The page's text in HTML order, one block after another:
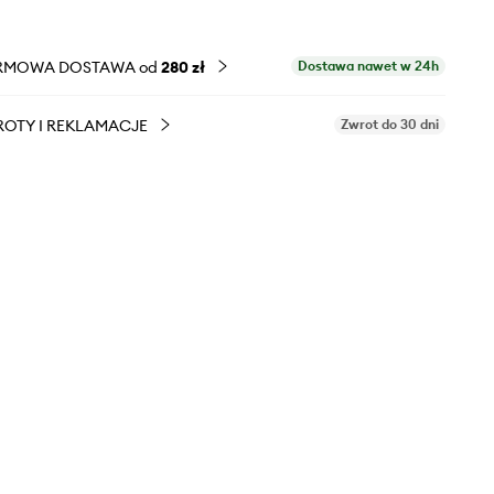
DOSTAWA od 280 zł Dostawa nawet w 24h
I REKLAMACJE Zwrot do 30 dni